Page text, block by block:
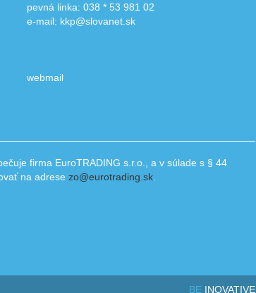
pevná linka: 038 * 53 981 02
e-mail: kkp@slovanet.sk
webmail
firma EuroTRADING s.r.o., a v súlade s § 44
na adrese zo@eurotrading.sk
BE INOVATIVE